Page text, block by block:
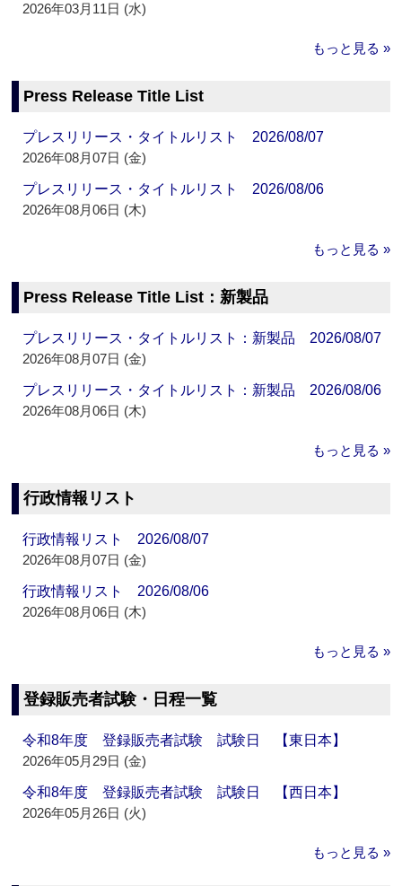
2026年03月11日 (水)
もっと見る »
Press Release Title List
プレスリリース・タイトルリスト 2026/08/07
2026年08月07日 (金)
プレスリリース・タイトルリスト 2026/08/06
2026年08月06日 (木)
もっと見る »
Press Release Title List：新製品
プレスリリース・タイトルリスト：新製品 2026/08/07
2026年08月07日 (金)
プレスリリース・タイトルリスト：新製品 2026/08/06
2026年08月06日 (木)
もっと見る »
行政情報リスト
行政情報リスト 2026/08/07
2026年08月07日 (金)
行政情報リスト 2026/08/06
2026年08月06日 (木)
もっと見る »
登録販売者試験・日程一覧
令和8年度 登録販売者試験 試験日 【東日本】
2026年05月29日 (金)
令和8年度 登録販売者試験 試験日 【西日本】
2026年05月26日 (火)
もっと見る »